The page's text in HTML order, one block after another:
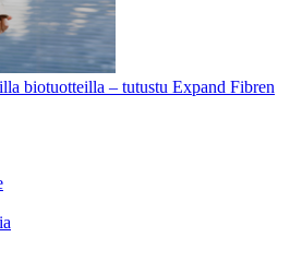
biotuotteilla – tutustu Expand Fibren